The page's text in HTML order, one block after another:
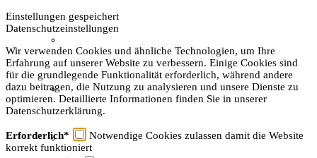
Besichtigung & Führungen
Aktionen & Veranstaltungen
Einstellungen gespeichert
Datenschutzeinstellungen
Wir verwenden Cookies und ähnliche Technologien, um Ihre
Erfahrung auf unserer Website zu verbessern. Einige Cookies sind
für die grundlegende Funktionalität erforderlich, während andere
dazu beitragen, die Nutzung zu analysieren und unsere Dienste zu
optimieren. Detaillierte Informationen finden Sie in unserer
Datenschutzerklärung.
Erforderlich*
Notwendige Cookies zulassen damit die Website
korrekt funktioniert